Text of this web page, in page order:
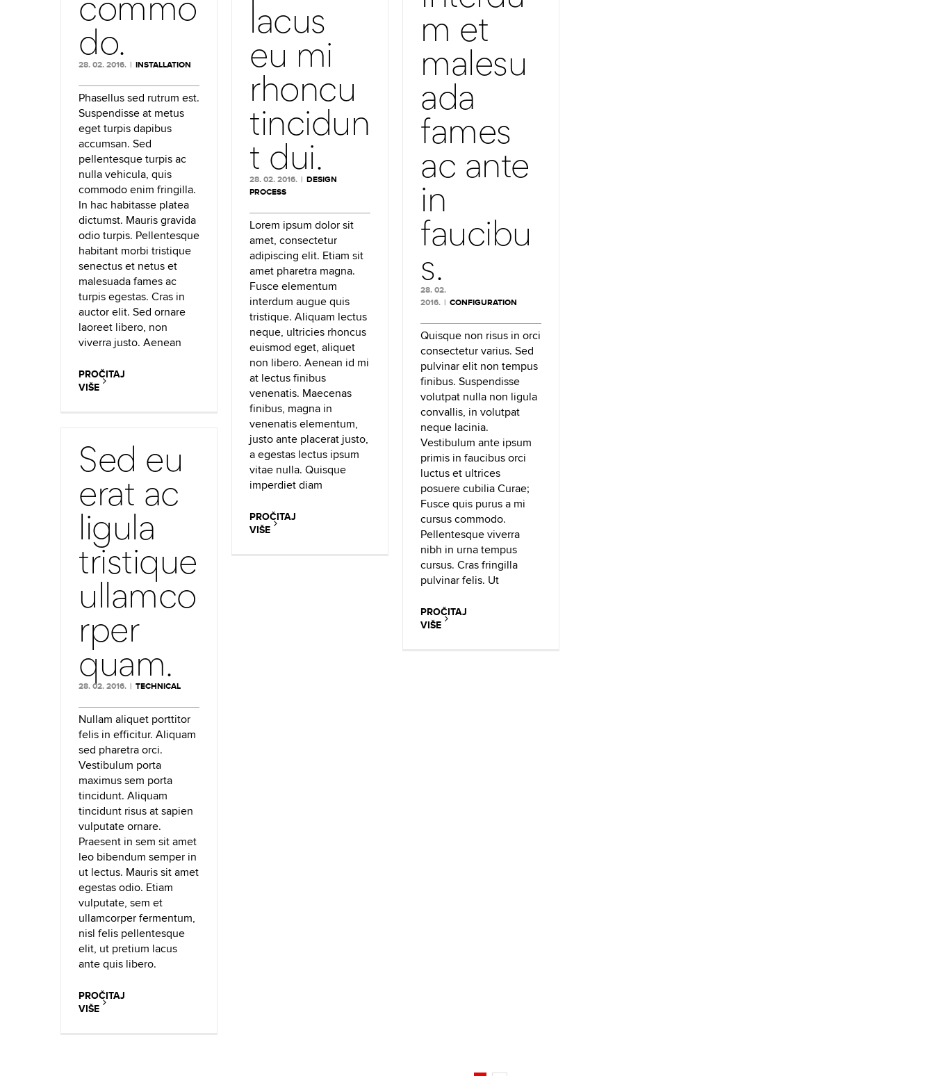
do.
28. 02. 2016. | INSTALLATION
Phasellus sed rutrum est.
Suspendisse at metus
eget turpis dapibus
accumsan. Sed
pellentesque turpis ac
nulla vehicula, quis
commodo enim fringilla.
In hac habitasse platea
dictumst. Mauris gravida
odio turpis. Pellentesque
habitant morbi tristique
senectus et netus et
malesuada fames ac
turpis egestas. Cras in
auctor elit. Sed ornare
laoreet libero, non
viverra justo. Aenean
PROČITAJ
VIŠE
lacus
eu mi
rhoncu
tincidun
t dui.
28. 02. 2016. | DESIGN
PROCESS
Lorem ipsum dolor sit
amet, consectetur
adipiscing elit. Etiam sit
amet pharetra magna.
Fusce elementum
interdum augue quis
tristique. Aliquam lectus
neque, ultricies rhoncus
euismod eget, aliquet
non libero. Aenean id mi
at lectus finibus
venenatis. Maecenas
finibus, magna in
venenatis elementum,
justo ante placerat justo,
a egestas lectus ipsum
vitae nulla. Quisque
imperdiet diam
PROČITAJ
VIŠE
m et
malesu
ada
fames
ac ante
in
faucibu
s.
28. 02.
2016. | CONFIGURATION
Quisque non risus in orci
consectetur varius. Sed
pulvinar elit non tempus
finibus. Suspendisse
volutpat nulla non ligula
convallis, in volutpat
neque lacinia.
Vestibulum ante ipsum
primis in faucibus orci
luctus et ultrices
posuere cubilia Curae;
Fusce quis purus a mi
cursus commodo.
Pellentesque viverra
nibh in urna tempus
cursus. Cras fringilla
pulvinar felis. Ut
PROČITAJ
VIŠE
Sed eu
erat ac
ligula
tristique
ullamco
rper
quam.
28. 02. 2016. | TECHNICAL
Nullam aliquet porttitor
felis in efficitur. Aliquam
sed pharetra orci.
Vestibulum porta
maximus sem porta
tincidunt. Aliquam
tincidunt risus at sapien
vulputate ornare.
Praesent in sem sit amet
leo bibendum semper in
ut lectus. Mauris sit amet
egestas odio. Etiam
vulputate, sem et
ullamcorper fermentum,
nisl felis pellentesque
elit, ut pretium lacus
ante quis libero.
PROČITAJ
VIŠE